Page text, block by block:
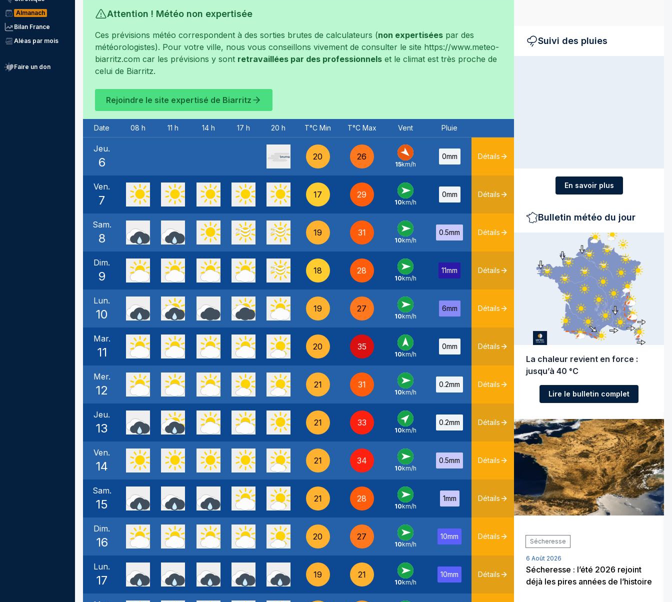
Almanach
Bilan France
Aléas par mois
Faire un don
Attention ! Météo non expertisée
Ces prévisions météo correspondent à des sorties brutes de calculateurs (non expertisées par des
météorologistes). Pour votre ville, nous vous conseillons vivement de consulter le site https://www.meteo-
biarritz.com car les prévisions y sont retravaillées par des professionnels et le climat est très proche de
celui de Biarritz.
Rejoindre le site expertisé de Biarritz
Date 08 h 11 h 14 h 17 h 20 h T°C Min T°C Max Vent Pluie
Jeu.
6 20 26
NO
15km/h
0mm Détails
Ven.
7 17 29
O -
10km/h
0mm Détails
Sam.
8 19 31
O -
10km/h
0.5mm Détails
Dim.
9 18 28
O -
10km/h
11mm Détails
Lun.
10 19 27
O -
10km/h
6mm Détails
Mar.
11 20 35
S -
10km/h
0mm Détails
Mer.
12 21 31
O -
10km/h
0.2mm Détails
Jeu.
13 21 33
SO -
10km/h
0.2mm Détails
Ven.
14 21 34
O -
10km/h
0.5mm Détails
Sam.
15 21 28
O -
10km/h
1mm Détails
Dim.
16 20 27
O -
10km/h
10mm Détails
Lun.
17 19 21
O -
10km/h
10mm Détails
Suivi des pluies
En savoir plus
Bulletin météo du jour
La chaleur revient en force :
jusqu’à 40 °C
Lire le bulletin complet
Sécheresse
6 Août 2026
Sécheresse : l’été 2026 rejoint
déjà les pires années de l’histoire